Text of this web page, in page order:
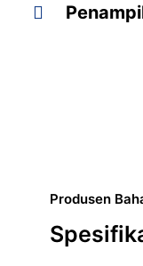
Produsen